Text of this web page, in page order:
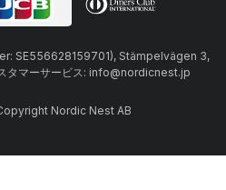
SE556628159701), Stämpelvägen 3,
タマーサービス: info@nordicnest.jp
Nordic Nest AB